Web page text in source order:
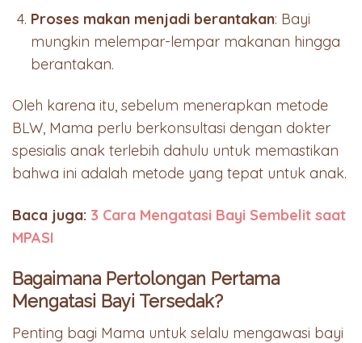
Proses makan menjadi berantakan: Bayi
mungkin melempar-lempar makanan hingga
berantakan.
Oleh karena itu, sebelum menerapkan metode
BLW, Mama perlu berkonsultasi dengan dokter
spesialis anak terlebih dahulu untuk memastikan
bahwa ini adalah metode yang tepat untuk anak.
Baca juga: 3 Cara Mengatasi Bayi Sembelit saat
MPASI
Bagaimana Pertolongan Pertama
Mengatasi Bayi Tersedak?
Penting bagi Mama untuk selalu mengawasi bayi